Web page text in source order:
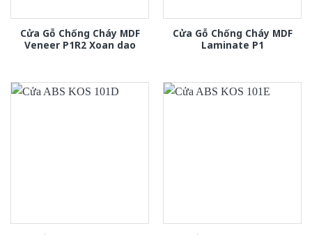
Cửa Gỗ Chống Cháy MDF
Veneer P1R2 Xoan dao
Cửa Gỗ Chống Cháy MDF
Laminate P1